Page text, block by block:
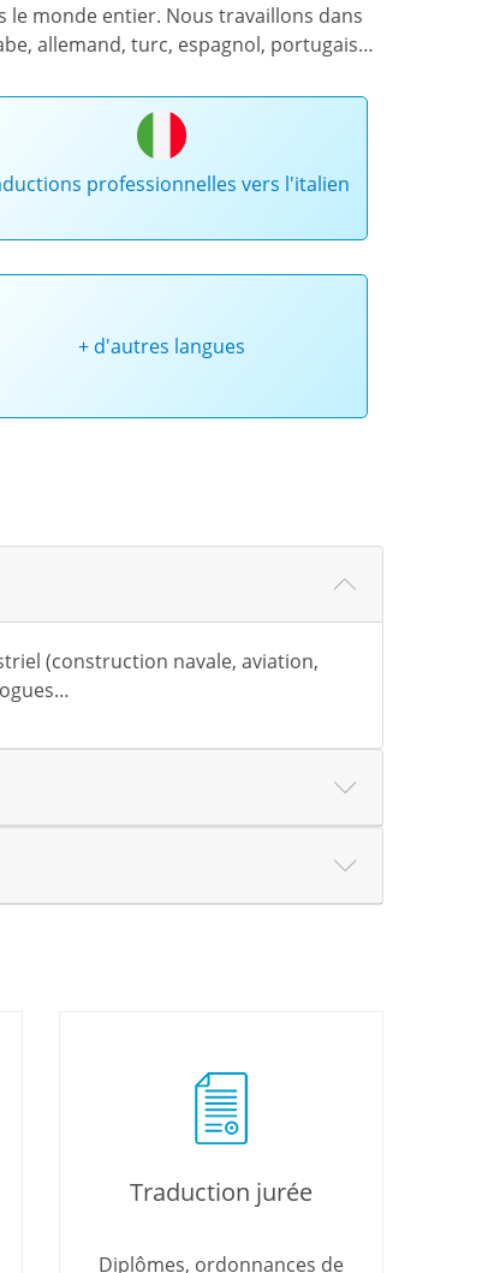
le monde entier. Nous travaillons dans
allemand, turc, espagnol, portugais…
professionnelles vers l'italien
+ d'autres langues
(construction navale, aviation,
Traduction jurée
Diplômes, ordonnances de